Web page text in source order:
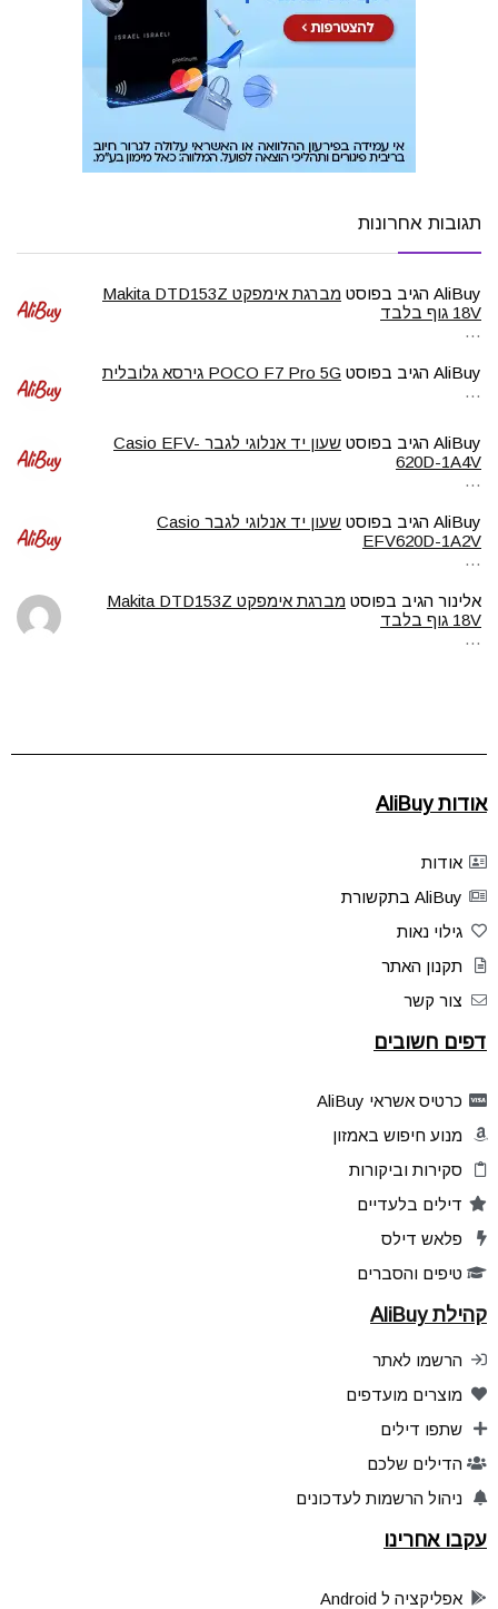
תגובות אחרונות
AliBuy הגיב בפוסט
מברגת אימפקט Makita DTD153Z
18V גוף בלבד
…
AliBuy הגיב בפוסט POCO F7 Pro 5G גירסא גלובלית
…
AliBuy הגיב בפוסט
שעון יד אנלוגי לגבר Casio EFV-
620D-1A4V
…
AliBuy הגיב בפוסט
שעון יד אנלוגי לגבר Casio
EFV620D-1A2V
…
אלינור הגיב בפוסט
מברגת אימפקט Makita DTD153Z
18V גוף בלבד
…
אודות AliBuy
אודות
AliBuy בתקשורת
גילוי נאות
תקנון האתר
צור קשר
דפים חשובים
כרטיס אשראי AliBuy
מנוע חיפוש באמזון
סקירות וביקורות
דילים בלעדיים
פלאש דילס
טיפים והסברים
קהילת AliBuy
הרשמו לאתר
מוצרים מועדפים
שתפו דילים
הדילים שלכם
ניהול הרשמות לעדכונים
עקבו אחרינו
אפליקציה ל Android